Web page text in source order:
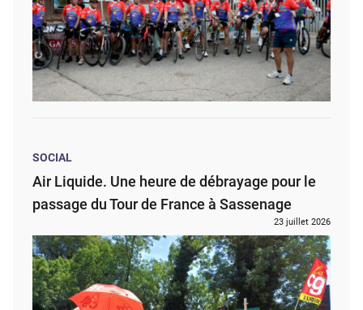
SOCIAL
Air Liquide. Une heure de débrayage pour le
passage du Tour de France à Sassenage
23 juillet 2026